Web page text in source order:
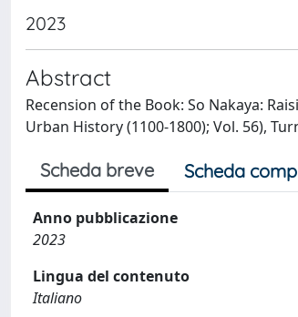
2023
Abstract
Recension of the Book: So Nakaya:
Urban History (1100-1800); Vol. 56),
Scheda breve Scheda
Anno pubblicazione
2023
Lingua del contenuto
Italiano